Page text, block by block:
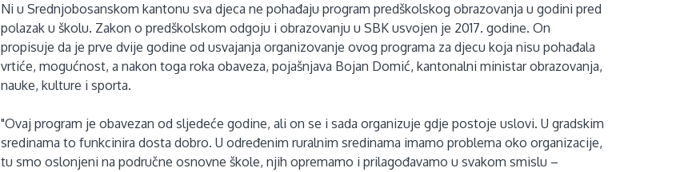
Ni u Srednjobosanskom kantonu sva djeca ne pohađaju program predškolskog obrazovanja u godini pred
polazak u školu. Zakon o predškolskom odgoju i obrazovanju u SBK usvojen je 2017. godine. On
propisuje da je prve dvije godine od usvajanja organizovanje ovog programa za djecu koja nisu pohađala
vrtiće, mogućnost, a nakon toga roka obaveza, pojašnjava Bojan Domić, kantonalni ministar obrazovanja,
nauke, kulture i sporta.
"Ovaj program je obavezan od sljedeće godine, ali on se i sada organizuje gdje postoje uslovi. U gradskim
sredinama to funkcinira dosta dobro. U određenim ruralnim sredinama imamo problema oko organizacije,
tu smo oslonjeni na područne osnovne škole, njih opremamo i prilagođavamo u svakom smislu –